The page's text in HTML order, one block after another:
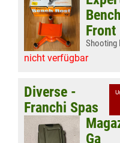
Front
Shooting
nicht verfügbar
Diverse -
Franchi Spas
Ga